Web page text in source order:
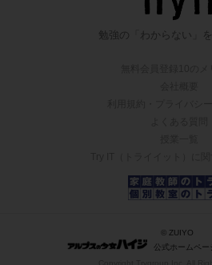
勉強の「わからない」
© ZUIYO
公式ホームペ